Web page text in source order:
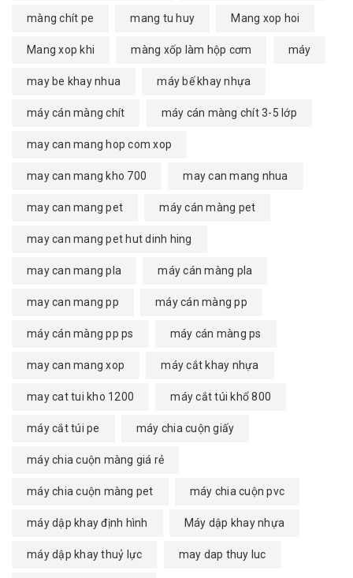
màng chít pe mang tu huy Mang xop hoi
Mang xop khi màng xốp làm hộp cơm máy
may be khay nhua máy bế khay nhựa
máy cán màng chít máy cán màng chít 3-5 lớp
may can mang hop com xop
may can mang kho 700 may can mang nhua
may can mang pet máy cán màng pet
may can mang pet hut dinh hing
may can mang pla máy cán màng pla
may can mang pp máy cán màng pp
máy cán màng pp ps máy cán màng ps
may can mang xop máy cắt khay nhựa
may cat tui kho 1200 máy cắt túi khổ 800
máy cắt túi pe máy chia cuộn giấy
máy chia cuộn màng giá rẻ
máy chia cuộn màng pet máy chia cuộn pvc
máy dập khay định hình Máy dập khay nhựa
máy dập khay thuỷ lực may dap thuy luc